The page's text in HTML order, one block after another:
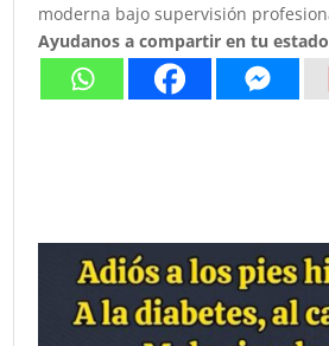
moderna bajo supervisión
Ayudanos a compartir en tu